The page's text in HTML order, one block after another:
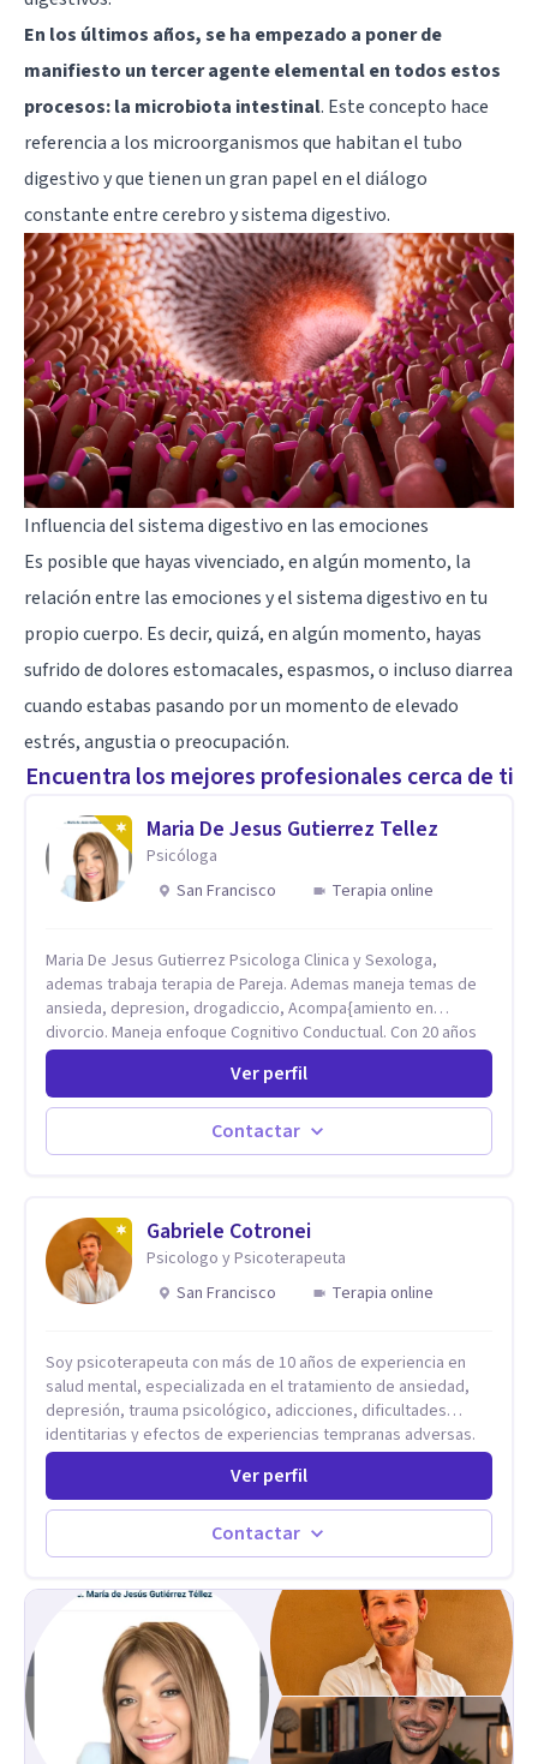
En los últimos años, se ha empezado a poner de
manifiesto un tercer agente elemental en todos estos
procesos: la microbiota intestinal. Este concepto hace
referencia a los microorganismos que habitan el tubo
digestivo y que tienen un gran papel en el diálogo
constante entre cerebro y sistema digestivo.
Influencia del sistema digestivo en las emociones
Es posible que hayas vivenciado, en algún momento, la
relación entre las emociones y el sistema digestivo en tu
propio cuerpo. Es decir, quizá, en algún momento, hayas
sufrido de dolores estomacales, espasmos, o incluso diarrea
cuando estabas pasando por un momento de elevado
estrés, angustia o preocupación.
Encuentra los mejores profesionales cerca de ti
Maria De Jesus Gutierrez Tellez
Psicóloga
San Francisco
Terapia online
Maria De Jesus Gutierrez Psicologa Clinica y Sexologa,
ademas trabaja terapia de Pareja. Ademas maneja temas de
ansieda, depresion, drogadiccio, Acompa{amiento en
divorcio. Maneja enfoque Cognitivo Conductual. Con 20 años
de experiencia, constantemente capacitandose en las
diferntes areas de la Salud Mental.
Ver perfil
Contactar
Gabriele Cotronei
Psicologo y Psicoterapeuta
San Francisco
Terapia online
Soy psicoterapeuta con más de 10 años de experiencia en
salud mental, especializada en el tratamiento de ansiedad,
depresión, trauma psicológico, adicciones, dificultades
identitarias y efectos de experiencias tempranas adversas.
Ofrezco un espacio terapéutico seguro, confidencial y
profundamente humano, donde el dolor emocional puede
transformarse en autoconocimiento, regulación emocional y
psicoanálisis, terapia somática y de trauma, psicología
respiración neurodinámica, integrando actualmente la
Psicología Analítica Junguiana. Mi abordaje también incorpora
perspectivas interculturales, ecopsicología y el trabajo
simbólico con el inconsciente, entendiendo que cada
proceso terapéutico es único y requiere una mirada
personalizada.
Ver perfil
Contactar